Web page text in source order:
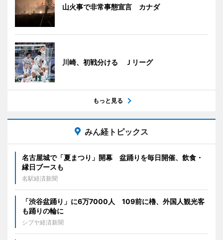
山火事で非常事態宣言 カナダ
川崎、初戦分ける Ｊリーグ
もっと見る
みん経トピックス
名古屋城で「夏まつり」開幕 盆踊りを毎日開催、飲食・
縁日ブースも
名駅経済新聞
「渋谷盆踊り」に6万7000人 109前に櫓、外国人観光客
も踊りの輪に
シブヤ経済新聞